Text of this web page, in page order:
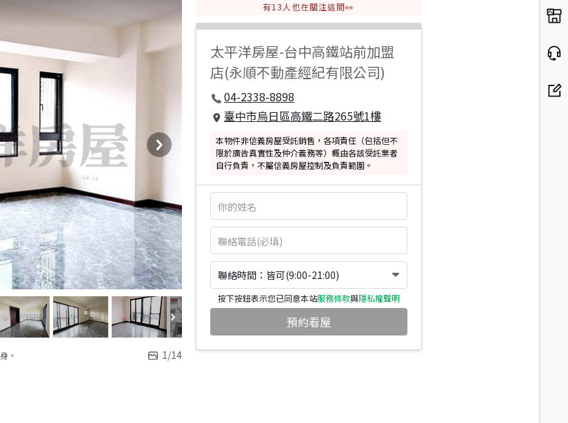
。 1/14
有13 人也在關注這間👀
太平洋房屋-台中高鐵站前加盟
店(永順不動產經紀有限公司)
04-2338-8898
臺中市烏日區高鐵二路265號1樓
本物件非信義房屋受託銷售，各項責任（包括但不
限於廣告真實性及仲介義務等）概由各該受託業者
自行負責，不屬信義房屋控制及負責範圍。
聯絡時間：皆可(9:00-21:00)
按下按鈕表示您已同意本站服務條款與隱私權聲明
預約看屋